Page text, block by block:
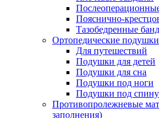
Пояснично-
Тазобедренные
Ортопедические подушки
Для путешествий
Подушки для детей
Подушки для сна
Подушки под ноги
Подушки под спину
Противопролежневые
заполнения)